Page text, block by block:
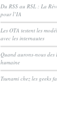
Du RSS au RSL : La
pour l’IA
Les OTA testent les
avec les internautes
Quand aurons-nous
humaine
Tsunami chez les geeks